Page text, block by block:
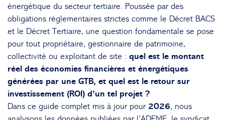
énergétique du secteur tertiaire. Poussée par des
obligations réglementaires strictes comme le Décret BACS
et le Décret Tertiaire, une question fondamentale se pose
pour tout propriétaire, gestionnaire de patrimoine,
collectivité ou exploitant de site : quel est le montant
réel des économies financières et énergétiques
générées par une GTB, et quel est le retour sur
investissement (ROI) d’un tel projet ?
Dans ce guide complet mis à jour pour 2026, nous